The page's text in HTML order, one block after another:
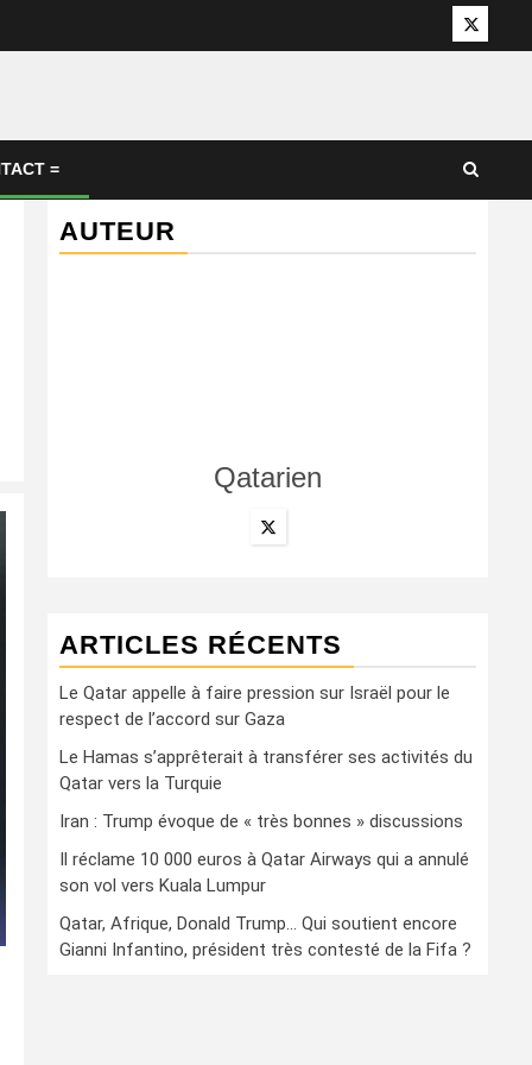
Twitter
=
AUTEUR
Qatarien
ARTICLES RÉCENTS
Le Qatar appelle à faire pression sur Israël pour le
respect de l’accord sur Gaza
Le Hamas s’apprêterait à transférer ses activités du
Qatar vers la Turquie
Iran : Trump évoque de « très bonnes » discussions
Il réclame 10 000 euros à Qatar Airways qui a annulé
son vol vers Kuala Lumpur
Qatar, Afrique, Donald Trump… Qui soutient encore
Gianni Infantino, président très contesté de la Fifa ?